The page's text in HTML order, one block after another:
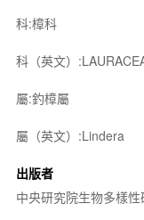
科:樟科
科（英文）
屬:釣樟屬
屬（英文）:Lindera
出版者
中央研究院生物多樣